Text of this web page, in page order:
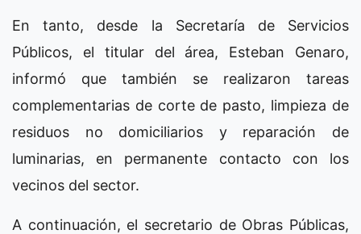
En tanto, desde la Secretaría de Servicios
Públicos, el titular del área, Esteban Genaro,
informó que también se realizaron tareas
complementarias de corte de pasto, limpieza de
residuos no domiciliarios y reparación de
luminarias, en permanente contacto con los
vecinos del sector.
A continuación, el secretario de Obras Públicas,